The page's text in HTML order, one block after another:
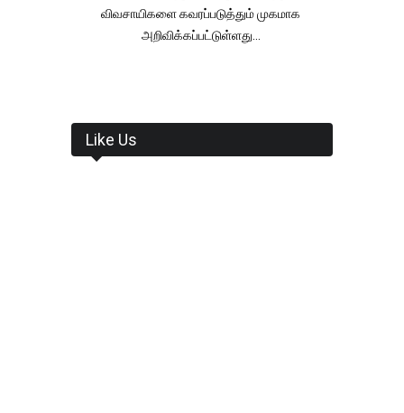
விவசாயிகளை கவரப்படுத்தும் முகமாக
அறிவிக்கப்பட்டுள்ளது...
Like Us